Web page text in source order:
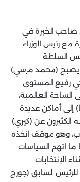
صاحب الخبرة في
مع رئيس الوزراء
السلطة
يصبح (محمد مرسي)
رفيع المستوى
العالمية،
إلى أماكن عديدة
الكثيرون عن (كيري)
وهو موقف اتخذه
ما اتهم السياسات
الإنتخابات
للرئيس السابق (جورج